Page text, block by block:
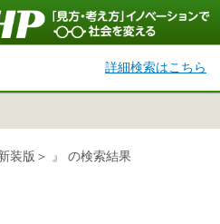
詳細検索はこちら
装版＞ 』 の検索結果